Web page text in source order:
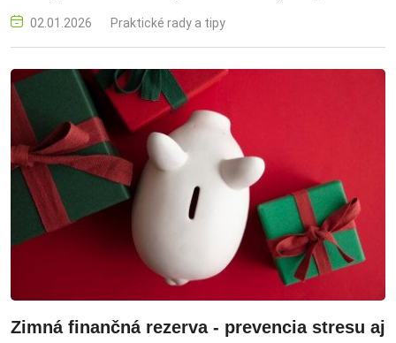
otázok, s ktorými sa na dTest spotrebitelia po Vianociach
obracajú. Ako s nevhodnými darčekmi naložiť?
02.01.2026 Praktické rady a tipy
Zimná finančná rezerva - prevencia stresu aj